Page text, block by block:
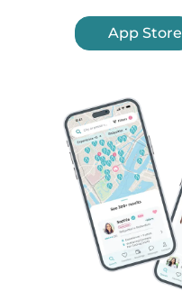
App Store